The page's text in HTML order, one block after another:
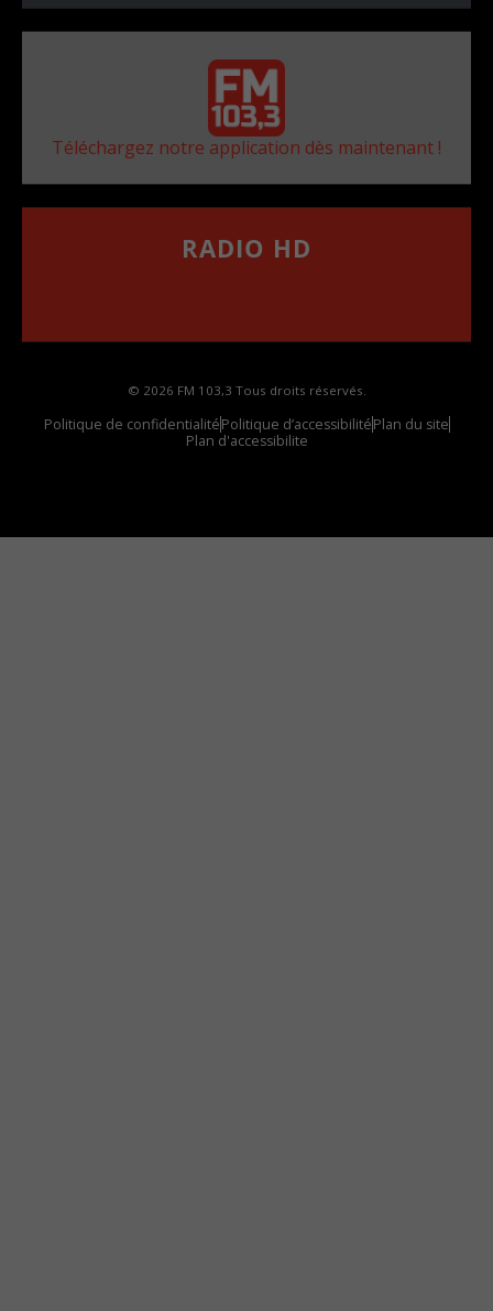
Téléchargez notre application dès maintenant !
RADIO HD
© 2026 FM 103,3 Tous droits réservés.
Politique de confidentialitéPolitique d’accessibilitéPlan du site
Plan d'accessibilite